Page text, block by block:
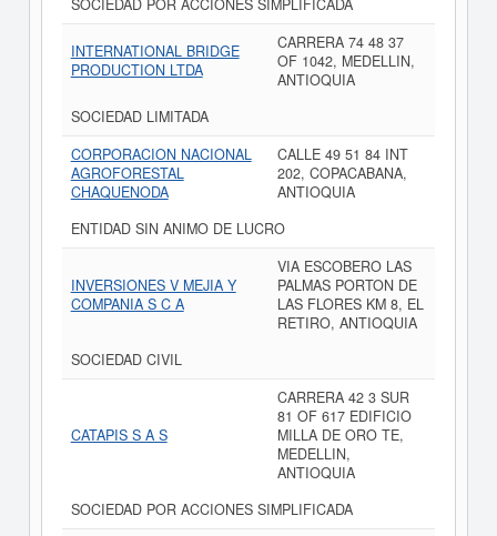
SOCIEDAD POR ACCIONES SIMPLIFICADA
INTERNATIONAL BRIDGE
PRODUCTION LTDA
CARRERA 74 48 37
OF 1042, MEDELLIN,
ANTIOQUIA
SOCIEDAD LIMITADA
CORPORACION NACIONAL
AGROFORESTAL
CHAQUENODA
CALLE 49 51 84 INT
202, COPACABANA,
ANTIOQUIA
ENTIDAD SIN ANIMO DE LUCRO
INVERSIONES V MEJIA Y
COMPANIA S C A
VIA ESCOBERO LAS
PALMAS PORTON DE
LAS FLORES KM 8, EL
RETIRO, ANTIOQUIA
SOCIEDAD CIVIL
CATAPIS S A S
CARRERA 42 3 SUR
81 OF 617 EDIFICIO
MILLA DE ORO TE,
MEDELLIN,
ANTIOQUIA
SOCIEDAD POR ACCIONES SIMPLIFICADA